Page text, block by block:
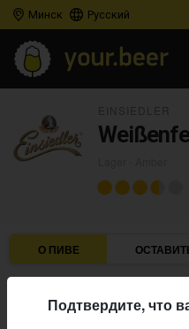
Минск Русский
О ПИВЕ
Пивоварня:
Подтвердите, что